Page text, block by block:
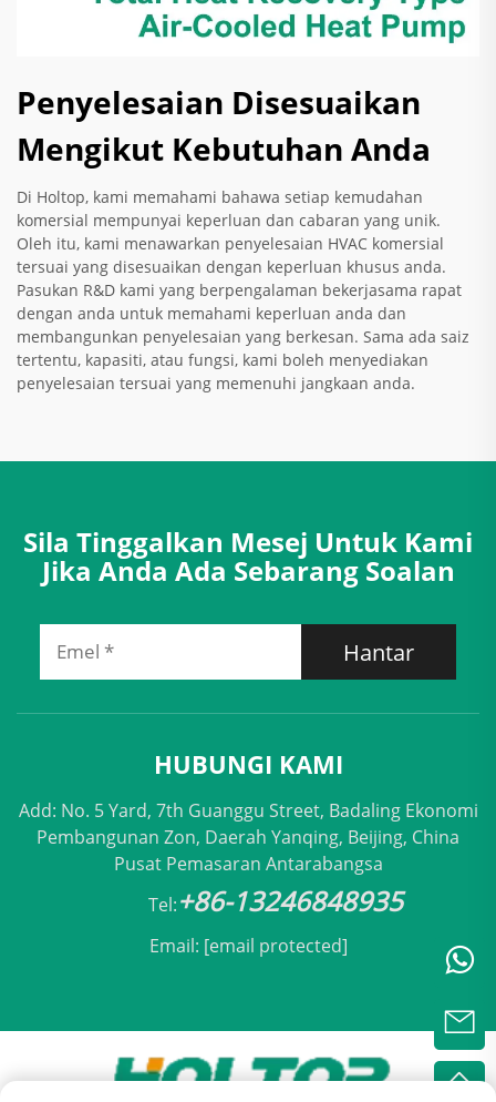
Penyelesaian Disesuaikan
Mengikut Kebutuhan Anda
Di Holtop, kami memahami bahawa setiap kemudahan
komersial mempunyai keperluan dan cabaran yang unik.
Oleh itu, kami menawarkan penyelesaian HVAC komersial
tersuai yang disesuaikan dengan keperluan khusus anda.
Pasukan R&D kami yang berpengalaman bekerjasama rapat
dengan anda untuk memahami keperluan anda dan
membangunkan penyelesaian yang berkesan. Sama ada saiz
tertentu, kapasiti, atau fungsi, kami boleh menyediakan
penyelesaian tersuai yang memenuhi jangkaan anda.
Sila Tinggalkan Mesej Untuk Kami
Jika Anda Ada Sebarang Soalan
Hantar
HUBUNGI KAMI
Add: No. 5 Yard, 7th Guanggu Street, Badaling Ekonomi
Pembangunan Zon, Daerah Yanqing, Beijing, China
Pusat Pemasaran Antarabangsa
Tel:+86-13246848935
Email: [email protected]